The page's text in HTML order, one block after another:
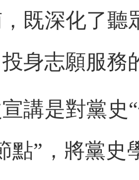
既深化了聽
身志願服務
講是對黨史
點”，將黨史